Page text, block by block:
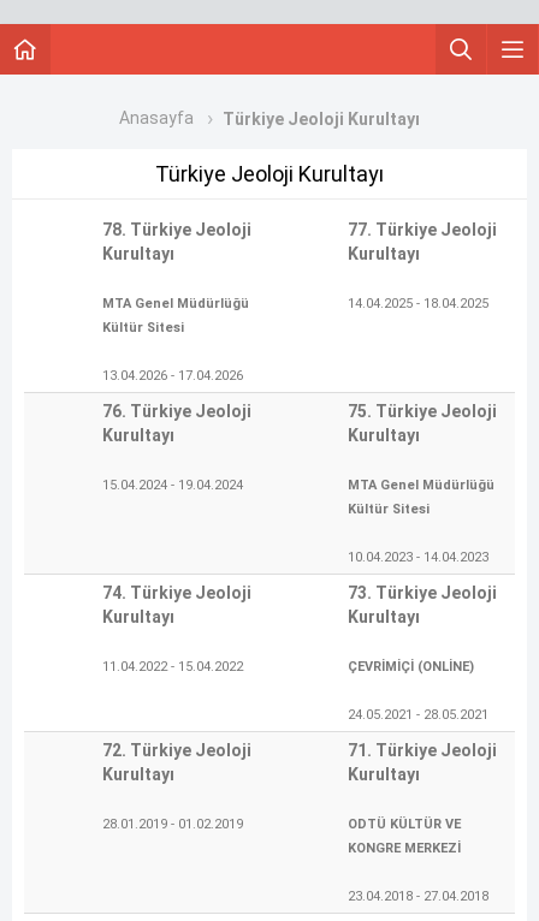
Anasayfa Türkiye Jeoloji Kurultayı
Türkiye Jeoloji Kurultayı
78. Türkiye Jeoloji
Kurultayı
MTA Genel Müdürlüğü
Kültür Sitesi
13.04.2026 - 17.04.2026
77. Türkiye Jeoloji
Kurultayı
14.04.2025 - 18.04.2025
76. Türkiye Jeoloji
Kurultayı
15.04.2024 - 19.04.2024
75. Türkiye Jeoloji
Kurultayı
MTA Genel Müdürlüğü
Kültür Sitesi
10.04.2023 - 14.04.2023
74. Türkiye Jeoloji
Kurultayı
11.04.2022 - 15.04.2022
73. Türkiye Jeoloji
Kurultayı
ÇEVRİMİÇİ (ONLİNE)
24.05.2021 - 28.05.2021
72. Türkiye Jeoloji
Kurultayı
28.01.2019 - 01.02.2019
71. Türkiye Jeoloji
Kurultayı
ODTÜ KÜLTÜR VE
KONGRE MERKEZİ
23.04.2018 - 27.04.2018